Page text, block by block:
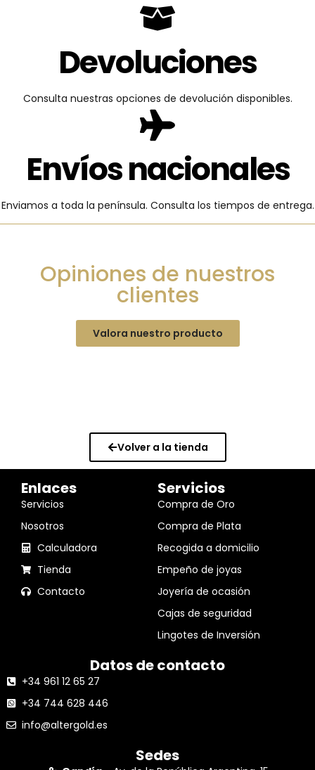
Devoluciones
Consulta nuestras opciones de devolución disponibles.
Envíos nacionales
Enviamos a toda la península. Consulta los tiempos de entrega.
Opiniones de nuestros
clientes
Valora nuestro producto
Volver a la tienda
Enlaces
Servicios
Nosotros
Calculadora
Tienda
Contacto
Servicios
Compra de Oro
Compra de Plata
Recogida a domicilio
Empeño de joyas
Joyería de ocasión
Cajas de seguridad
Lingotes de Inversión
Datos de contacto
+34 961 12 65 27
+34 744 628 446
info@altergold.es
Sedes